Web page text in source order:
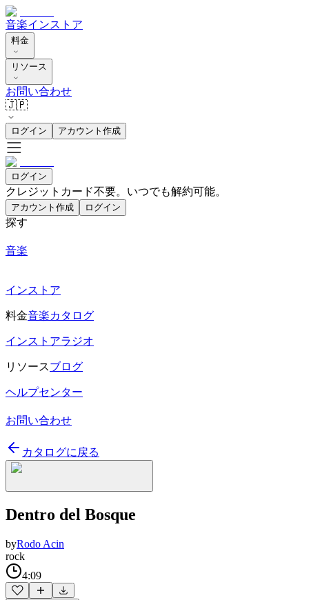
音楽インストア
料金
リソース
お問い合わせ
🇯🇵
ログイン アカウント作成
ログイン
クレジットカード不要。いつでも解約可能。
アカウント作成 ログイン
探す
音楽
インストア
料金音楽カタログ
インストアラジオ
リソースブログ
ヘルプセンター
お問い合わせ
カタログに戻る
Dentro del Bosque
byRodo Acin
rock
4:09